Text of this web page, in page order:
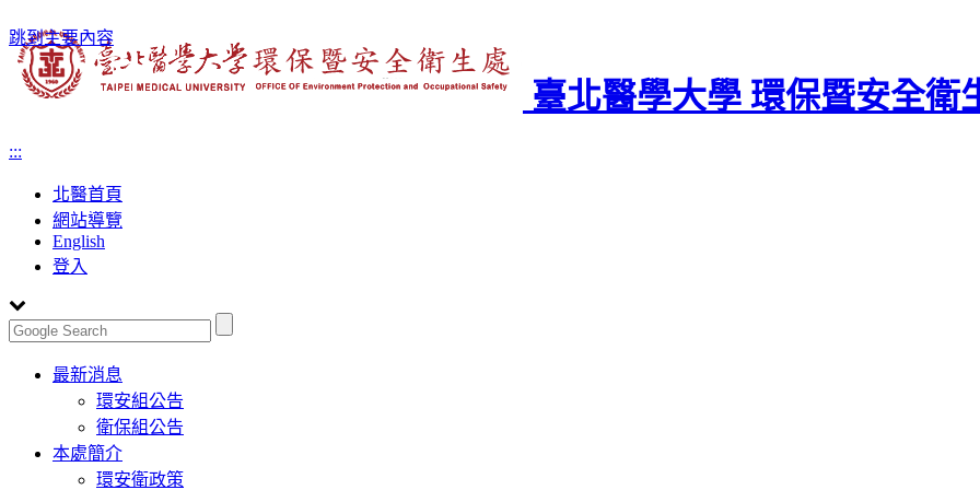
跳到主要內容
臺北醫學大學 環保暨安全衛
:::
北醫首頁
網站導覽
English
登入
Toggle
navigation
最新消息
環安組公告
衛保組公告
本處簡介
環安衛政策